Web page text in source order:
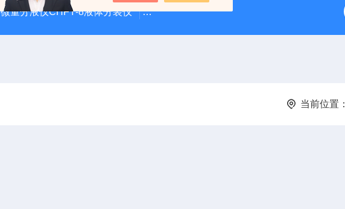
微量分液仪CHFY-8液体分装仪 全自动放射性水样蒸发浓缩赶酸仪ZDGS-8
当前位置：